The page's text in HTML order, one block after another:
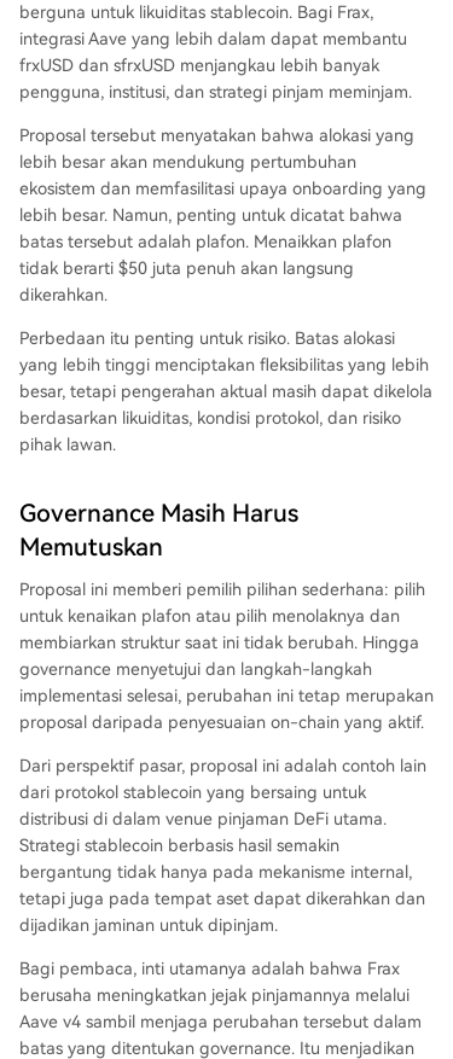
berguna untuk likuiditas stablecoin. Bagi Frax,
integrasi Aave yang lebih dalam dapat membantu
frxUSD dan sfrxUSD menjangkau lebih banyak
pengguna, institusi, dan strategi pinjam meminjam.
Proposal tersebut menyatakan bahwa alokasi yang
lebih besar akan mendukung pertumbuhan
ekosistem dan memfasilitasi upaya onboarding yang
lebih besar. Namun, penting untuk dicatat bahwa
batas tersebut adalah plafon. Menaikkan plafon
tidak berarti $50 juta penuh akan langsung
dikerahkan.
Perbedaan itu penting untuk risiko. Batas alokasi
yang lebih tinggi menciptakan fleksibilitas yang lebih
besar, tetapi pengerahan aktual masih dapat dikelola
berdasarkan likuiditas, kondisi protokol, dan risiko
pihak lawan.
Governance Masih Harus
Memutuskan
Proposal ini memberi pemilih pilihan sederhana: pilih
untuk kenaikan plafon atau pilih menolaknya dan
membiarkan struktur saat ini tidak berubah. Hingga
governance menyetujui dan langkah-langkah
implementasi selesai, perubahan ini tetap merupakan
proposal daripada penyesuaian on-chain yang aktif.
Dari perspektif pasar, proposal ini adalah contoh lain
dari protokol stablecoin yang bersaing untuk
distribusi di dalam venue pinjaman DeFi utama.
Strategi stablecoin berbasis hasil semakin
bergantung tidak hanya pada mekanisme internal,
tetapi juga pada tempat aset dapat dikerahkan dan
dijadikan jaminan untuk dipinjam.
Bagi pembaca, inti utamanya adalah bahwa Frax
berusaha meningkatkan jejak pinjamannya melalui
Aave v4 sambil menjaga perubahan tersebut dalam
batas yang ditentukan governance. Itu menjadikan